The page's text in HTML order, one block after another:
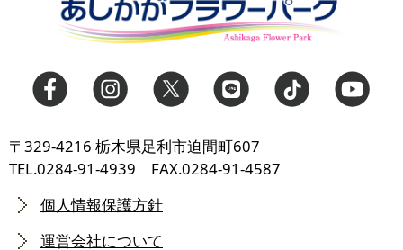
〒329-4216 栃木県足利市迫間町607
TEL.0284-91-4939 FAX.0284-91-4587
個人情報保護方針
運営会社について